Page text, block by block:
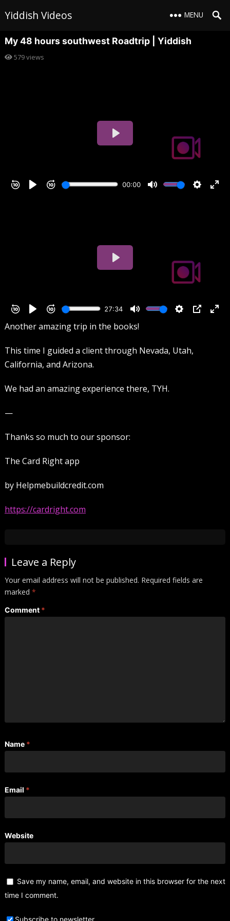
Yiddish Videos MENU
My 48 hours southwest Roadtrip | Yiddish
579views
Another amazing trip in the books!
This time I guided a client through Nevada, Utah,
California, and Arizona.
We had an amazing experience there, TYH.
—
Thanks so much to our sponsor:
The Card Right app
by Helpmebuildcredit.com
https://cardright.com
Leave a Reply
Your email address will not be published. Required fields are
marked *
Comment *
Name *
Email *
Website
Save my name, email, and website in this browser for the next
time I comment.
Subscribe to newsletter